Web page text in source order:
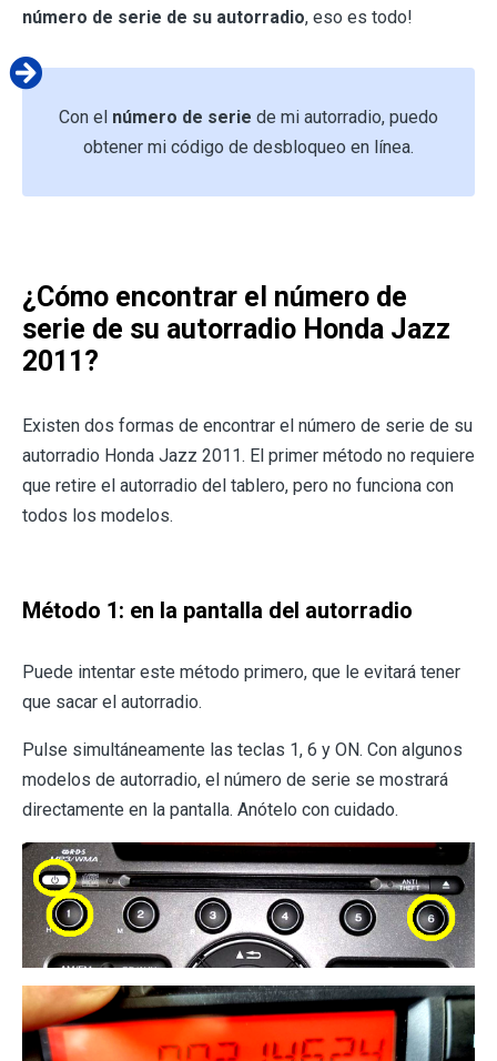
número de serie de su autorradio, eso es todo!
Con el número de serie de mi autorradio, puedo
obtener mi código de desbloqueo en línea.
¿Cómo encontrar el número de
serie de su autorradio Honda Jazz
2011?
Existen dos formas de encontrar el número de serie de su
autorradio Honda Jazz 2011. El primer método no requiere
que retire el autorradio del tablero, pero no funciona con
todos los modelos.
Método 1: en la pantalla del autorradio
Puede intentar este método primero, que le evitará tener
que sacar el autorradio.
Pulse simultáneamente las teclas 1, 6 y ON. Con algunos
modelos de autorradio, el número de serie se mostrará
directamente en la pantalla. Anótelo con cuidado.